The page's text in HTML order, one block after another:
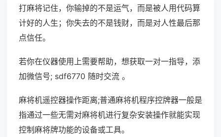
打麻将记住，你输掉的不是运气，而是被人用代码算
计好的人生；你失去的不是钱财，而是对人性最后那
点信任。
若你在仪器使用上需要帮助，想获取一对一指导，添
加微信号; sdf6770 随时交流 。
麻将机遥控器操作距离;普通麻将机程序控牌器一般是
指通过一些无需对麻将机进行复杂安装操作就能实现
控制麻将牌功能的设备或工具。